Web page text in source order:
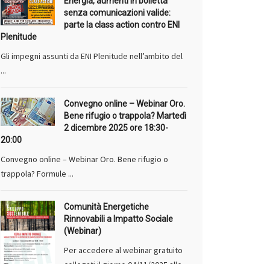
senza comunicazioni valide:
parte la class action contro ENI
Plenitude
Gli impegni assunti da ENI Plenitude nell’ambito del
...
Convegno online – Webinar Oro.
Bene rifugio o trappola? Martedì
2 dicembre 2025 ore 18:30-
20:00
Convegno online – Webinar Oro. Bene rifugio o
trappola? Formule ...
Comunità Energetiche
Rinnovabili a Impatto Sociale
(Webinar)
Per accedere al webinar gratuito